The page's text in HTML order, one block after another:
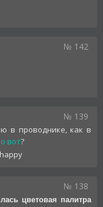
№ 142
№ 139
в проводнике, как в
вот?
№ 138
цветовая палитра